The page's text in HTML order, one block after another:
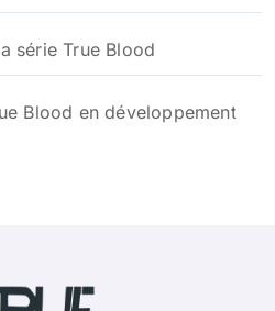
série True Blood
Blood en développement